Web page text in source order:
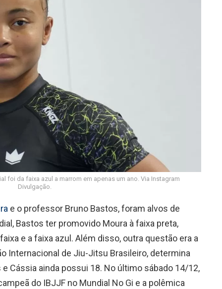
foi da faixa azul a marrom em apenas um ano. Via Instagram
Divulgação.
e o professor Bruno Bastos, foram alvos de
Bastos ter promovido Moura à faixa preta,
e a faixa azul. Além disso, outra questão era a
Internacional de Jiu-Jitsu Brasileiro, determina
Cássia ainda possui 18. No último sábado 14/12,
do IBJJF no Mundial No Gi e a polêmica